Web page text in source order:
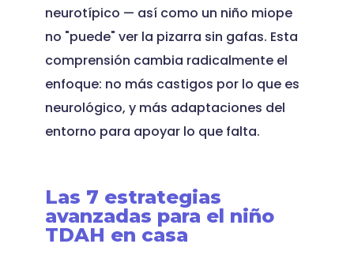
neurotípico — así como un niño miope
no "puede" ver la pizarra sin gafas. Esta
comprensión cambia radicalmente el
enfoque: no más castigos por lo que es
neurológico, y más adaptaciones del
entorno para apoyar lo que falta.
Las 7 estrategias
avanzadas para el niño
TDAH en casa